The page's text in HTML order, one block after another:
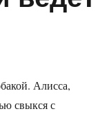
Алисса,
свыкся с